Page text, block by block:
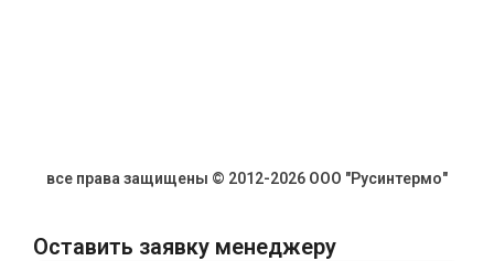
все права защищены © 2012-2026 ООО "Русинтермо"
Оставить заявку менеджеру